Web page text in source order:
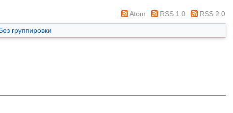
Atom RSS 1.0 RSS 2.0
группировки